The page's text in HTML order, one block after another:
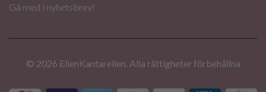
Gå med i nyhetsbrev!
© 2026 EllenKantarellen. Alla rättigheter förbehållna